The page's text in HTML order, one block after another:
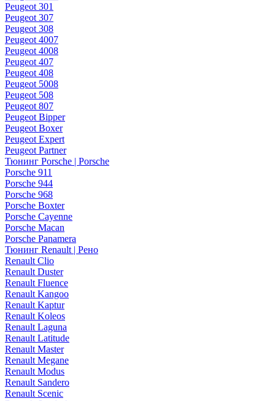
Peugeot 301
Peugeot 307
Peugeot 308
Peugeot 4007
Peugeot 4008
Peugeot 407
Peugeot 408
Peugeot 5008
Peugeot 508
Peugeot 807
Peugeot Bipper
Peugeot Boxer
Peugeot Expert
Peugeot Partner
Тюнинг Porsche | Porsche
Porsche 911
Porsche 944
Porsche 968
Porsche Boxter
Porsche Cayenne
Porsche Macan
Porsche Panamera
Тюнинг Renault | Рено
Renault Clio
Renault Duster
Renault Fluence
Renault Kangoo
Renault Kaptur
Renault Koleos
Renault Laguna
Renault Latitude
Renault Master
Renault Megane
Renault Modus
Renault Sandero
Renault Scenic